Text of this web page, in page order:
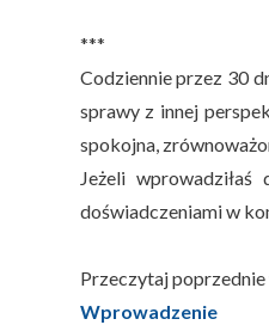
***
Codziennie przez 30
sprawy z innej
spokojna,
Jeżeli
doświadczeniami w
Przeczytaj
Wprowadzenie